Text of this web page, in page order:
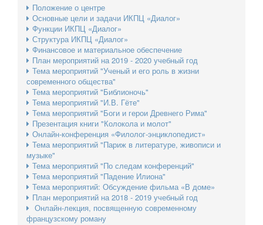
Положение о центре
Основные цели и задачи ИКПЦ «Диалог»
Функции ИКПЦ «Диалог»
Структура ИКПЦ «Диалог»
Финансовое и материальное обеспечение
План мероприятий на 2019 - 2020 учебный год
Тема мероприятий "Ученый и его роль в жизни
современного общества"
Тема мероприятий "Библионочь"
Тема мероприятий "И.В. Гёте"
Тема мероприятий "Боги и герои Древнего Рима"
Презентация книги "Колокола и молот"
Онлайн-конференция «Филолог-энциклопедист»
Тема мероприятий "Париж в литературе, живописи и
музыке"
Тема мероприятий "По следам конференций"
Тема мероприятий "Падение Илиона"
Тема мероприятий: Обсуждение фильма «В доме»
План мероприятий на 2018 - 2019 учебный год
Онлайн-лекция, посвященную современному
французскому роману